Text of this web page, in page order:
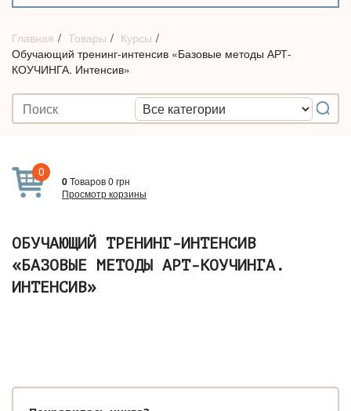
Главная Товары
Курсы
Обучающий тренинг-интенсив «Базовые методы АРТ-
КОУЧИНГА. Интенсив»
0
0Товаров0грн
Просмотр корзины
ОБУЧАЮЩИЙ ТРЕНИНГ-ИНТЕНСИВ
«БАЗОВЫЕ МЕТОДЫ АРТ-КОУЧИНГА.
ИНТЕНСИВ»